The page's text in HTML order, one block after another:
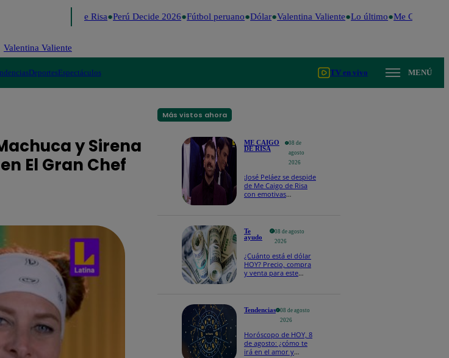
Me Caigo de Risa Perú Decide 2026 Fútbol peruano Dólar Valentina Valiente Lo último Me Caigo de
Valentina Valiente
DeportesEspectáculos TV en vivo MENÚ
y Sirena
El Gran Chef
Más vistos ahora
ME CAIGO
DE RISA
08 de
agosto
2026
¡José Peláez se despide
de Me Caigo de Risa
con emotivas
Te
ayudo
08 de agosto
2026
¿Cuánto está el dólar
HOY? Precio, compra
y venta para este
Tendencias
08 de agosto
2026
Horóscopo de HOY, 8
de agosto: ¿cómo te
irá en el amor y